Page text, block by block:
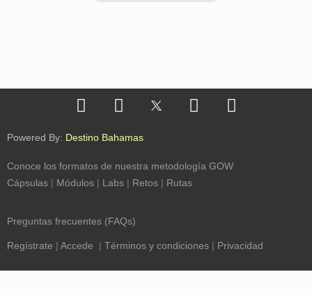
Powered By: Destino Bahamas
Conoce los formatos de nuestra metodología GOW
Cápsulas | Módulos | Labs | Retos | Rutas
Preguntas frecuentes (FAQs)
Regístrate | Accede | Términos y condiciones | Privacidad